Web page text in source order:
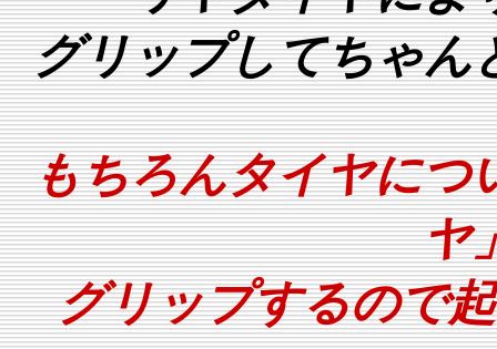
グリップしてちゃん
もちろんタイヤにつ
ヤ
グリップするので